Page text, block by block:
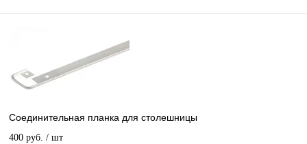
Соединительная планка для столешницы
400 руб. / шт